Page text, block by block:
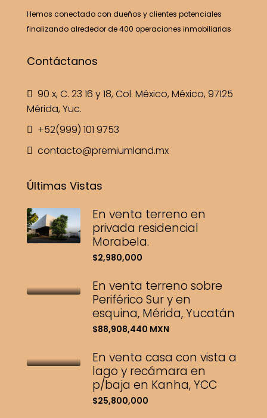
Hemos conectado con dueños y clientes potenciales
finalizando alrededor de 400 operaciones inmobiliarias
Contáctanos
90 x, C. 23 16 y 18, Col. México, México, 97125
Mérida, Yuc.
+52(999) 101 9753
contacto@premiumland.mx
Últimas Vistas
En venta terreno en
privada residencial
Morabela.
$2,980,000
En venta terreno sobre
Periférico Sur y en
esquina, Mérida, Yucatán
$88,908,440 MXN
En venta casa con vista a
lago y recámara en
p/baja en Kanha, YCC
$25,800,000